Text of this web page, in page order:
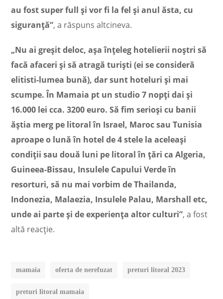
au fost super full și vor fi la fel și anul ăsta, cu
siguranță”, a răspuns altcineva.
„Nu ai greșit deloc, așa înțeleg hotelierii noștri să
facă afaceri și să atragă turiști (ei se consideră
elitisti-lumea bună), dar sunt hoteluri și mai
scumpe. În Mamaia pt un studio 7 nopți dai și
16.000 lei cca. 3200 euro. Să fim serioși cu banii
ăștia merg pe litoral în Israel, Maroc sau Tunisia
aproape o lună în hotel de 4 stele la aceleași
condiții sau două luni pe litoral în țări ca Algeria,
Guineea-Bissau, Insulele Capului Verde în
resorturi, să nu mai vorbim de Thailanda,
Indonezia, Malaezia, Insulele Palau, Marshall etc,
unde ai parte și de experiența altor culturi”, a fost
altă reacție.
mamaia oferta de nerefuzat preturi litoral 2023
preturi litoral mamaia